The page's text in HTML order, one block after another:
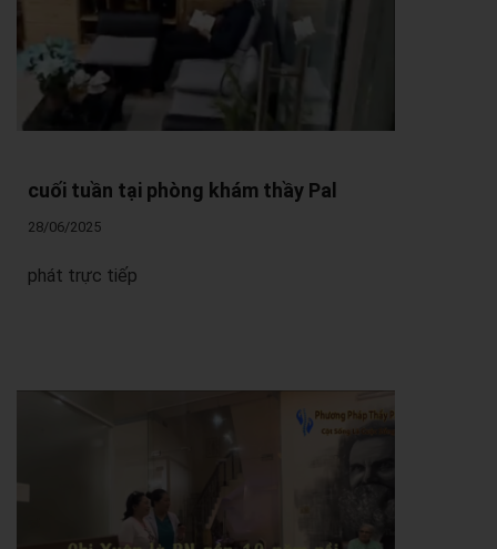
cuối tuần tại phòng khám thầy Pal
28/06/2025
phát trực tiếp